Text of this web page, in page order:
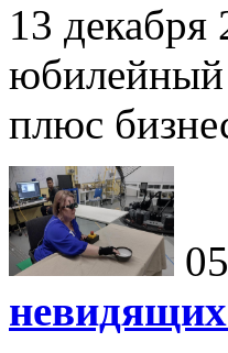
13
юбилейный
плюс
невидящих